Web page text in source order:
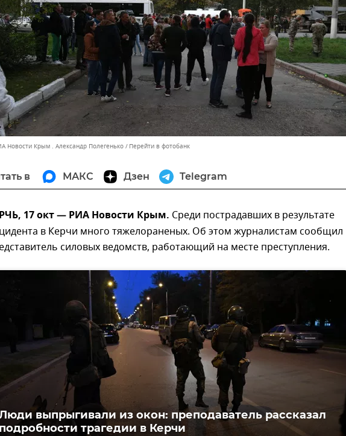
Новости Крым . Александр Полегенько Перейти в фотобанк
в МАКС Дзен Telegram
17 окт — РИА Новости Крым. Среди пострадавших в результате
в Керчи много тяжелораненых. Об этом журналистам сообщил
силовых ведомств, работающий на месте преступления.
выпрыгивали из окон: преподаватель рассказал
подробности трагедии в Керчи